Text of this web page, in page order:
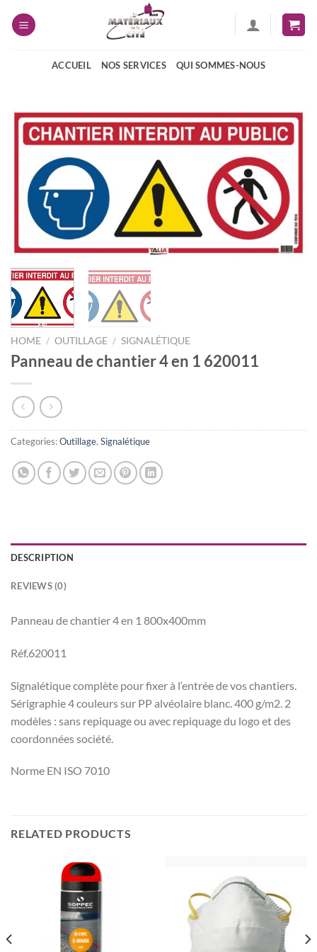
ACCUEIL NOS SERVICES QUI SOMMES-NOUS
HOME / OUTILLAGE / SIGNALÉTIQUE
Panneau de chantier 4 en 1 620011
Categories:Outillage, Signalétique
DESCRIPTION
REVIEWS (0)
Panneau de chantier 4 en 1 800x400mm
Réf.620011
Signalétique complète pour fixer à l‘entrée de vos chantiers.
Sérigraphie 4 couleurs sur PP alvéolaire blanc. 400 g/m2. 2
modèles : sans repiquage ou avec repiquage du logo et des
coordonnées société.
Norme EN ISO 7010
RELATED PRODUCTS